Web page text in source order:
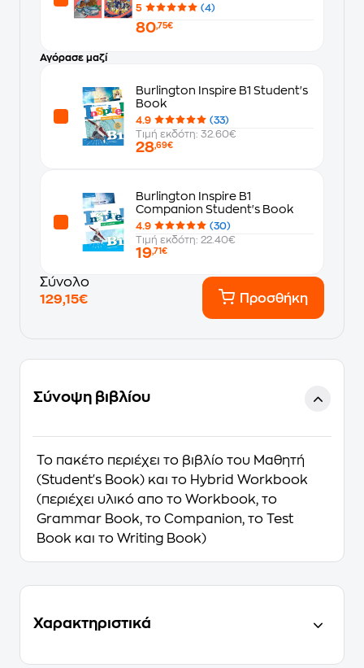
5 (4)
80,75€
Αγόρασε μαζί
Burlington Inspire B1 Student's
Book
4.9
(33)
Τιμή εκδότη: 32.60€
28,69€
Burlington Inspire B1
Companion Student's Book
4.9
(30)
Τιμή εκδότη: 22.40€
19,71€
Σύνολο
129,15€
Προσθήκη
Σύνοψη βιβλίου
Το πακέτο περιέχει το βιβλίο του Μαθητή
(Student's Book) και το Hybrid Workbook
(περιέχει υλικό απο το Workbook, το
Grammar Book, το Companion, το Test
Book και το Writing Book)
Χαρακτηριστικά